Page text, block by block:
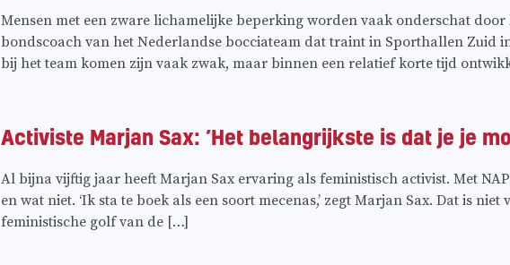
Mensen met een zware lichamelijke beperking worden vaak onderschat
bondscoach van het Nederlandse bocciateam dat traint in Sporthallen Zuid
bij het team komen zijn vaak zwak, maar binnen een relatief korte tijd
Activiste Marjan Sax: ‘Het belangrijkste is dat je je
Al bijna vijftig jaar heeft Marjan Sax ervaring als feministisch activist. Met
en wat niet. ‘Ik sta te boek als een soort mecenas,’ zegt Marjan Sax. Dat is
feministische golf van de […]